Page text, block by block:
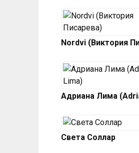
Nordvi (Виктория
Адриана Лима
Света Соллар